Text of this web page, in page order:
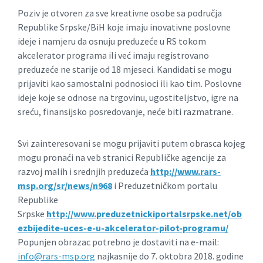
Poziv je otvoren za sve kreativne osobe sa područja
Republike Srpske/BiH koje imaju inovativne poslovne
ideje i namjeru da osnuju preduzeće u RS tokom
akcelerator programa ili već imaju registrovano
preduzeće ne starije od 18 mjeseci. Kandidati se mogu
prijaviti kao samostalni podnosioci ili kao tim. Poslovne
ideje koje se odnose na trgovinu, ugostiteljstvo, igre na
sreću, finansijsko posredovanje, neće biti razmatrane.
Svi zainteresovani se mogu prijaviti putem obrasca kojeg
mogu pronaći na veb stranici Republičke agencije za
razvoj malih i srednjih preduzeća http://www.rars-
msp.org/sr/news/n968 i Preduzetničkom portalu
Republike
Srpske http://www.preduzetnickiportalsrpske.net/ob
ezbijedite-uces-e-u-akcelerator-pilot-programu/
Popunjen obrazac potrebno je dostaviti na e-mail:
info@rars-msp.org najkasnije do 7. oktobra 2018. godine